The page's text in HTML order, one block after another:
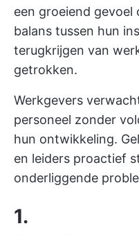
een groeiend
balans tussen hun
terugkrijgen van
getrokken.
Werkgevers
personeel zonder
hun ontwikkeling.
en leiders proactief
onderliggende
1.